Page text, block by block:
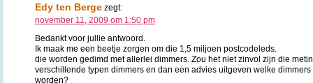
Edy ten Berge zegt:
november 11, 2009 om 1:50 pm
Bedankt voor jullie antwoord.
Ik maak me een beetje zorgen om die 1,5 miljoen postcodeleds.
die worden gedimd met allerlei dimmers. Zou het niet zinvol zijn die
verschillende typen dimmers en dan een advies uitgeven welke
worden?